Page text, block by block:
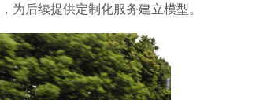
为后续提供定制化服务建立模型。